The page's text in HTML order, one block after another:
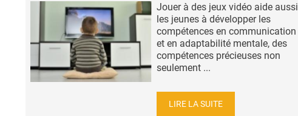
Jouer à des jeux vidéo aide aussi
les jeunes à développer les
compétences en communication
et en adaptabilité mentale, des
compétences précieuses non
seulement ...
LIRE LA SUITE